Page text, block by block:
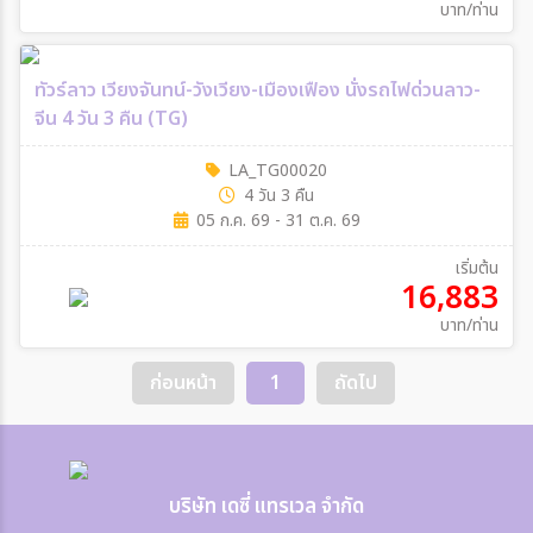
บาท/ท่าน
ทัวร์ลาว เวียงจันทน์-วังเวียง-เมืองเฟือง นั่งรถไฟด่วนลาว-
จีน 4 วัน 3 คืน (TG)
LA_TG00020
4 วัน 3 คืน
05 ก.ค. 69 - 31 ต.ค. 69
เริ่มต้น
16,883
บาท/ท่าน
ก่อนหน้า 1 ถัดไป
บริษัท เดซี่ แทรเวล จำกัด